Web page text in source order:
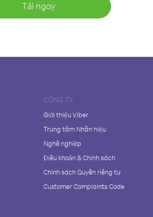
Tải ngay
CÔNG TY
Giới thiệu Viber
Trung tâm Nhãn hiệu
Nghề nghiệp
Điều khoản & Chính sách
Chính sách Quyền riêng tư
Customer Complaints Code